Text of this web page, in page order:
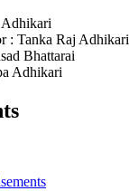
: Tanka Raj Adhikari
Bhattarai
Adhikari